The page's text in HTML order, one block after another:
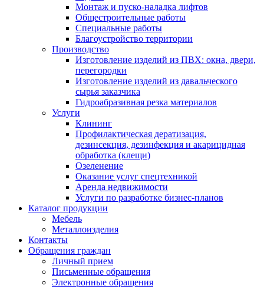
Монтаж и пуско-наладка лифтов
Общестроительные работы
Специальные работы
Благоустройство территории
Производство
Изготовление изделий из ПВХ: окна, двери,
перегородки
Изготовление изделий из давальческого
сырья заказчика
Гидроабразивная резка материалов
Услуги
Клининг
Профилактическая дератизация,
дезинсекция, дезинфекция и акарицидная
обработка (клещи)
Озеленение
Оказание услуг спецтехникой
Аренда недвижимости
Услуги по разработке бизнес-планов
Каталог продукции
Мебель
Металлоизделия
Контакты
Обращения граждан
Личный прием
Письменные обращения
Электронные обращения